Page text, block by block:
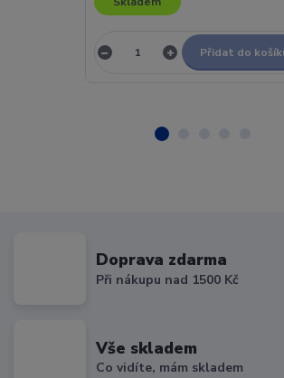
Přidat do
Doprava zdarma
Při nákupu nad 1500 Kč
Vše skladem
Co vidíte, mám skladem